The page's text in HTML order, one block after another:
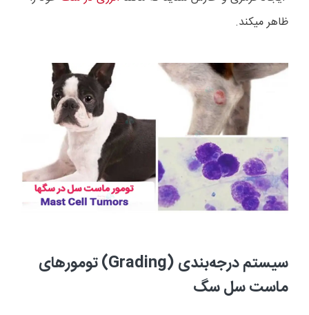
ظاهر میکند.
سیستم درجه‌بندی (Grading) تومورهای
ماست سل سگ